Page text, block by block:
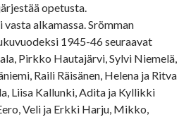
opetusta.
alkamassa. Srömman
1945-46 seuraavat
Pirkko Hautajärvi, Sylvi Niemelä,
Raili Räisänen, Helena ja Ritva
Liisa Kallunki, Adita ja Kyllikki
Veli ja Erkki Harju, Mikko,